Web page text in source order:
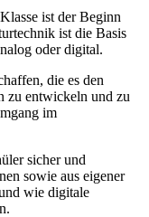
ist der Beginn
ist die Basis
oder digital.
die es den
zu entwickeln und zu
im
sicher und
sowie aus eigener
wie digitale